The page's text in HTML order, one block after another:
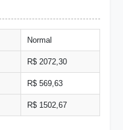
Normal
R$ 2072,30
R$ 569,63
R$ 1502,67